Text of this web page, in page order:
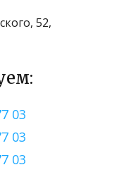
52,
03
03
03